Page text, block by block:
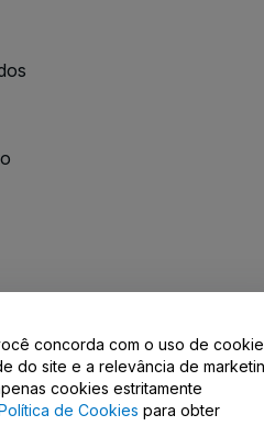
Conosco
concorda com o uso de
do site e a relevância de
cookies estritamente
de Cookies para obter